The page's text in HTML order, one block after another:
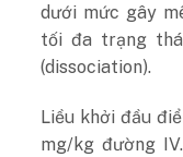
dưới mức gây
tối đa trạng
(dissociation).
Liều khởi đầu
mg/kg đường